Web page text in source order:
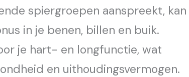
spiergroepen aanspreekt,
in je benen, billen en buik.
je hart- en longfunctie, wat
en uithoudingsvermogen.